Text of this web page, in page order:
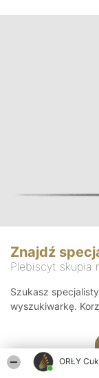
ORŁY
Znajdź
Plebiscyt skupia
Szukasz
wyszukiwarkę.